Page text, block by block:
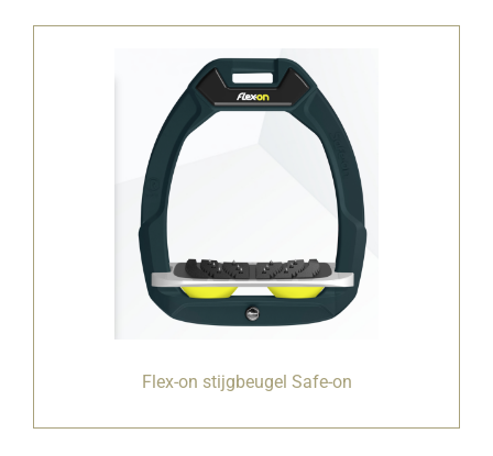
Flex-on stijgbeugel Safe-on